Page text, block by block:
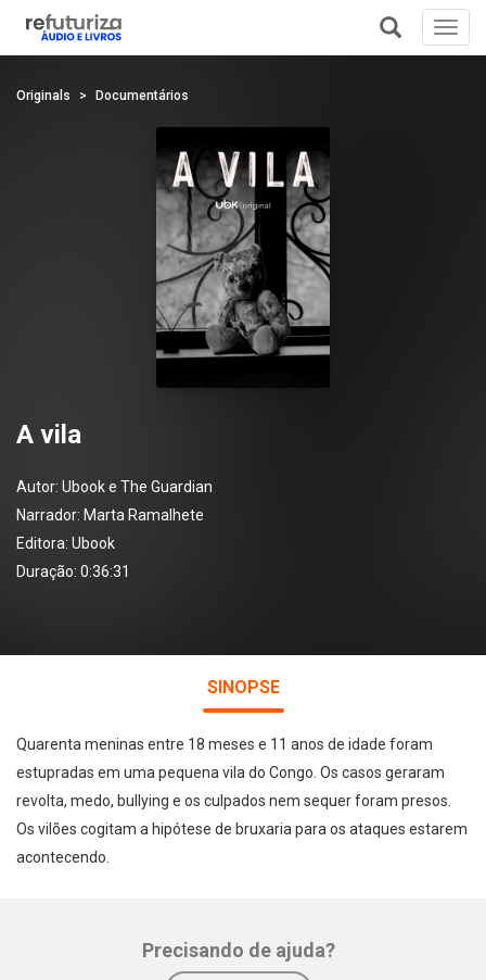
Originals Documentários
A vila
Autor: Ubook e The Guardian
Narrador: Marta Ramalhete
Editora: Ubook
Duração: 0:36:31
SINOPSE
Quarenta meninas entre 18 meses e 11 anos de idade foram
estupradas em uma pequena vila do Congo. Os casos geraram
revolta, medo, bullying e os culpados nem sequer foram presos.
Os vilões cogitam a hipótese de bruxaria para os ataques estarem
acontecendo.
Precisando de ajuda?